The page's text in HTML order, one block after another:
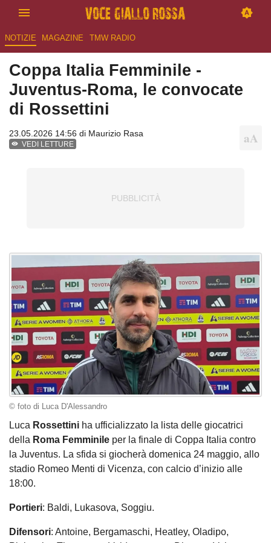
NOTIZIE MAGAZINE TMW RADIO
Coppa Italia Femminile -
Juventus-Roma, le convocate
di Rossettini
23.05.2026 14:56 di Maurizio Rasa
VEDI LETTURE
© foto di Luca D'Alessandro
Luca Rossettini ha ufficializzato la lista delle giocatrici
della Roma Femminile per la finale di Coppa Italia contro
la Juventus. La sfida si giocherà domenica 24 maggio, allo
stadio Romeo Menti di Vicenza, con calcio d’inizio alle
18:00.
Portieri: Baldi, Lukasova, Soggiu.
Difensori: Antoine, Bergamaschi, Heatley, Oladipo,